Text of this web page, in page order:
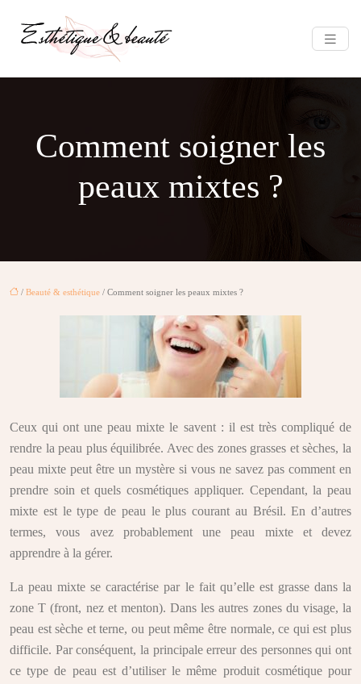
Comment soigner les
peaux mixtes ?
/ Beauté & esthétique / Comment soigner les peaux mixtes ?
Ceux qui ont une peau mixte le savent : il est très compliqué de
rendre la peau plus équilibrée. Avec des zones grasses et sèches, la
peau mixte peut être un mystère si vous ne savez pas comment en
prendre soin et quels cosmétiques appliquer. Cependant, la peau
mixte est le type de peau le plus courant au Brésil. En d’autres
termes, vous avez probablement une peau mixte et devez
apprendre à la gérer.
La peau mixte se caractérise par le fait qu’elle est grasse dans la
zone T (front, nez et menton). Dans les autres zones du visage, la
peau est sèche et terne, ou peut même être normale, ce qui est plus
difficile. Par conséquent, la principale erreur des personnes qui ont
ce type de peau est d’utiliser le même produit cosmétique pour